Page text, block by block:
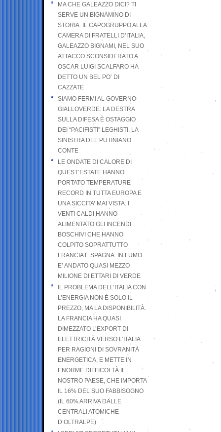
MA CHE GALEAZZO DICI? TI
SERVE UN BIGNAMINO DI
STORIA. IL CAPOGRUPPO ALLA
CAMERA DI FRATELLI D’ITALIA,
GALEAZZO BIGNAMI, NEL SUO
ATTACCO SCONSIDERATO A
OSCAR LUIGI SCALFARO HA
DETTO UN BEL PO’ DI
CAZZATE
SIAMO FERMI AL GOVERNO
GIALLOVERDE: LA DESTRA
SULLA DIFESA È OSTAGGIO
DEI “PACIFISTI” LEGHISTI, LA
SINISTRA DEL PUTINIANO
CONTE
LE ONDATE DI CALORE DI
QUEST’ESTATE HANNO
PORTATO TEMPERATURE
RECORD IN TUTTA EUROPA E
UNA SICCITA’ MAI VISTA. I
VENTI CALDI HANNO
ALIMENTATO GLI INCENDI
BOSCHIVI CHE HANNO
COLPITO SOPRATTUTTO
FRANCIA E SPAGNA: IN FUMO
E’ ANDATO QUASI MEZZO
MILIONE DI ETTARI DI VERDE
IL PROBLEMA DELL’ITALIA CON
L’ENERGIA NON È SOLO IL
PREZZO, MA LA DISPONIBILITÀ.
LA FRANCIA HA QUASI
DIMEZZATO L’EXPORT DI
ELETTRICITÀ VERSO L’ITALIA
PER RAGIONI DI SOVRANITÀ
ENERGETICA, E METTE IN
ENORME DIFFICOLTÀ IL
NOSTRO PAESE, CHE IMPORTA
IL 16% DEL SUO FABBISOGNO
(IL 60% ARRIVA DALLE
CENTRALI ATOMICHE
D’OLTRALPE)